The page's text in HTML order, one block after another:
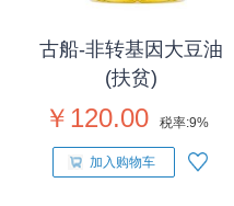
古船-非转基因大豆油
(扶贫)
￥120.00 税率:9%
加入购物车